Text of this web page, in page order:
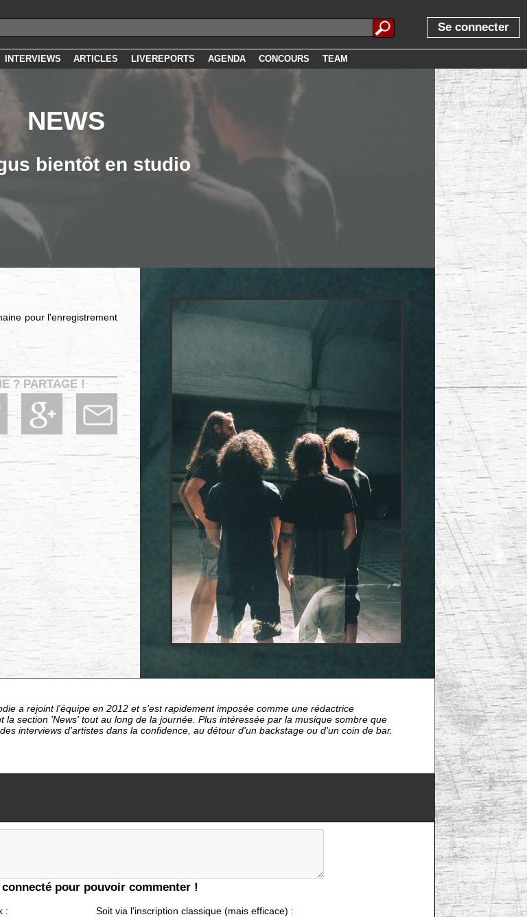
Se connecter
INTERVIEWS ARTICLES LIVEREPORTS AGENDA CONCOURS TEAM
NEWS
bientôt en studio
pour l'enregistrement
? PARTAGE !
a rejoint l'équipe en 2012 et s'est rapidement imposée comme une rédactrice
la section 'News' tout au long de la journée. Plus intéressée par la musique sombre que
interviews d'artistes dans la confidence, au détour d'un backstage ou d'un coin de bar.
pour pouvoir commenter !
: Soit via l'inscription classique (mais efficace) :